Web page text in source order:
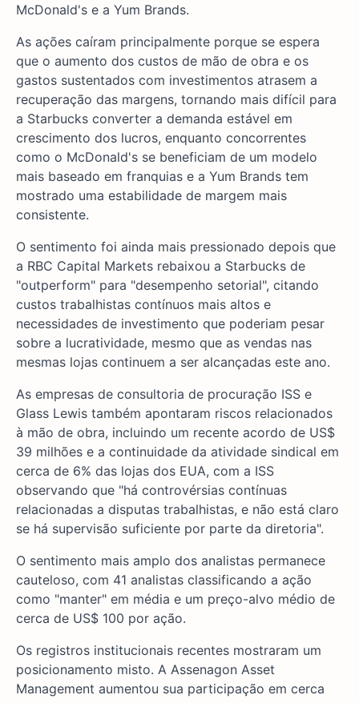
McDonald's e a Yum Brands.
As ações caíram principalmente porque se espera
que o aumento dos custos de mão de obra e os
gastos sustentados com investimentos atrasem a
recuperação das margens, tornando mais difícil para
a Starbucks converter a demanda estável em
crescimento dos lucros, enquanto concorrentes
como o McDonald's se beneficiam de um modelo
mais baseado em franquias e a Yum Brands tem
mostrado uma estabilidade de margem mais
consistente.
O sentimento foi ainda mais pressionado depois que
a RBC Capital Markets rebaixou a Starbucks de
"outperform" para "desempenho setorial", citando
custos trabalhistas contínuos mais altos e
necessidades de investimento que poderiam pesar
sobre a lucratividade, mesmo que as vendas nas
mesmas lojas continuem a ser alcançadas este ano.
As empresas de consultoria de procuração ISS e
Glass Lewis também apontaram riscos relacionados
à mão de obra, incluindo um recente acordo de US$
39 milhões e a continuidade da atividade sindical em
cerca de 6% das lojas dos EUA, com a ISS
observando que "há controvérsias contínuas
relacionadas a disputas trabalhistas, e não está claro
se há supervisão suficiente por parte da diretoria".
O sentimento mais amplo dos analistas permanece
cauteloso, com 41 analistas classificando a ação
como "manter" em média e um preço-alvo médio de
cerca de US$ 100 por ação.
Os registros institucionais recentes mostraram um
posicionamento misto. A Assenagon Asset
Management aumentou sua participação em cerca